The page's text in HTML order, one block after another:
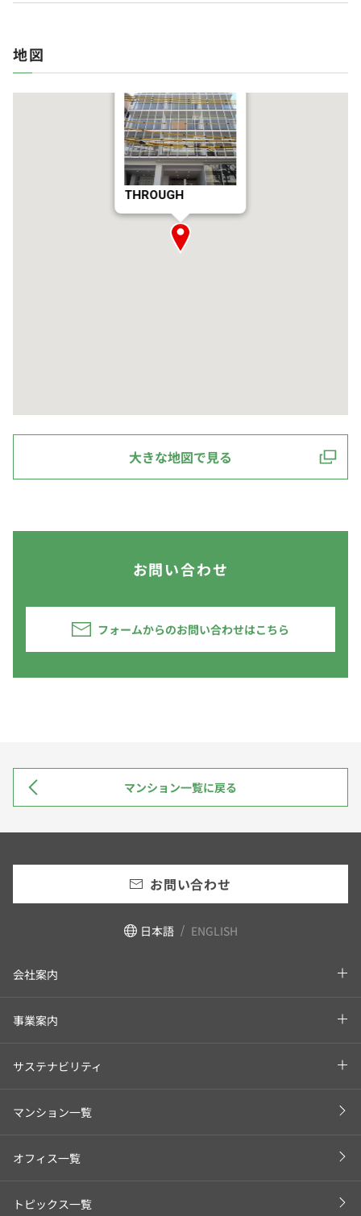
地図
THROUGH
大きな地図で見る
お問い合わせ
フォームからのお問い合わせはこちら
マンション一覧に戻る
お問い合わせ
日本語 ENGLISH
会社案内
事業案内
サステナビリティ
マンション一覧
オフィス一覧
トピックス一覧